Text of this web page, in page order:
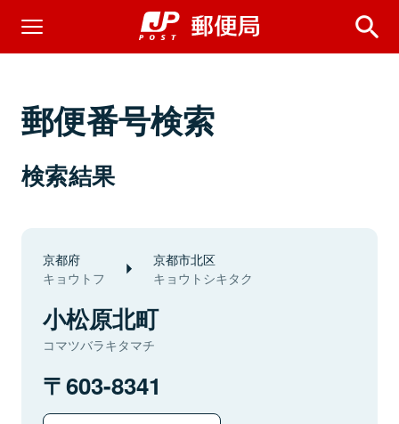
郵便番号検索
検索結果
京都府
キョウトフ
京都市北区
キョウトシキタク
小松原北町
コマツバラキタマチ
603-8341